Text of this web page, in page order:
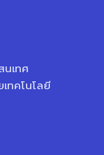
นเทศ
ทคโนโลยี